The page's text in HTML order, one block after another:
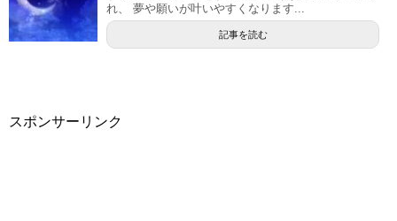
れ、 夢や願いが叶いやすくなります...
記事を読む
スポンサーリンク